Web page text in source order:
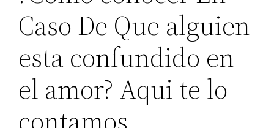
Caso De Que alguien
esta confundido en
el amor? Aqui te lo